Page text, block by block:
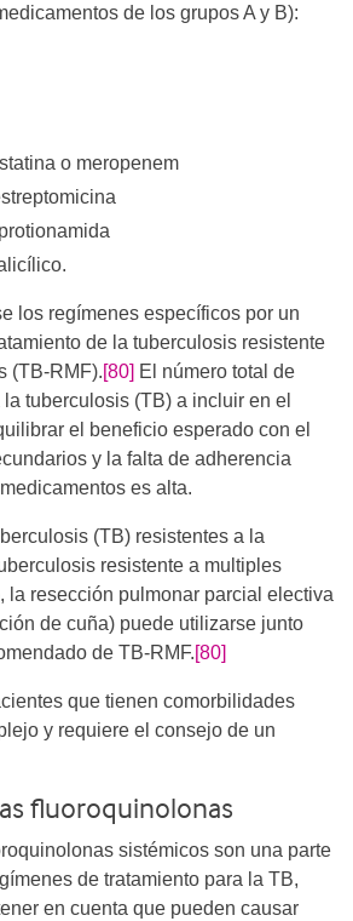
de los grupos A y B):
o meropenem
los regímenes específicos por un
de la tuberculosis resistente
(TB-RMF).[80] El número total de
tuberculosis (TB) a incluir en el
el beneficio esperado con el
y la falta de adherencia
es alta.
(TB) resistentes a la
resistente a multiples
la resección pulmonar parcial electiva
de cuña) puede utilizarse junto
de TB-RMF.[80]
que tienen comorbilidades
y requiere el consejo de un
fluoroquinolonas
sistémicos son una parte
de tratamiento para la TB,
en cuenta que pueden causar